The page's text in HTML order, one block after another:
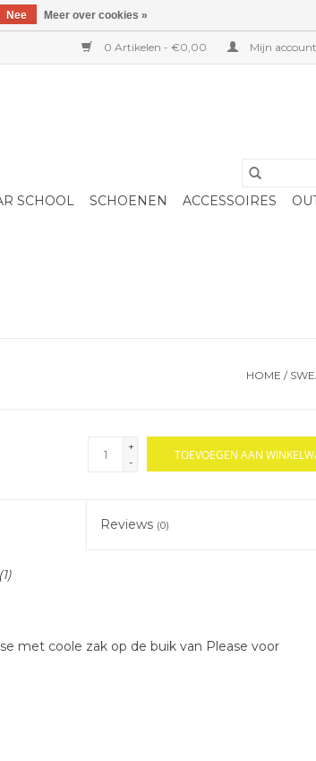
0 Artikelen - €0,00 Mijn
SCHOOL SCHOENEN ACCESSOIRES
HOME /
+
-
TOEVOEGEN AAN
Reviews (0)
met coole zak op de buik van Please voor
Nee Meer over cookies »